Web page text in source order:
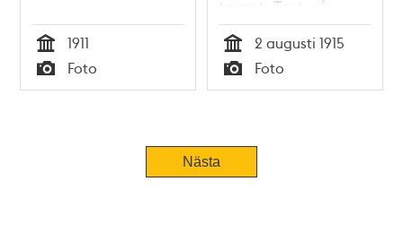
Tid
1911
Typ
Foto
torget. Text på
stenen: A:o 1764 R.H
Tid
2 augusti 1915
Typ
Foto
Nästa